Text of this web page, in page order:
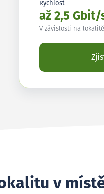
Rychlost
až 2,5 Gbit/
V závislosti na
v